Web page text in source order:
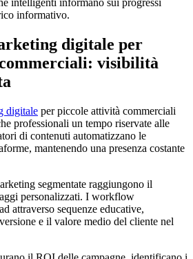
intelligenti informano sui progressi
informativo.
digitale per
visibilità
digitale per piccole attività commerciali
professionali un tempo riservate alle
di contenuti automatizzano le
mantenendo una presenza costante
segmentate raggiungono il
personalizzati. I workflow
attraverso sequenze educative,
e il valore medio del cliente nel